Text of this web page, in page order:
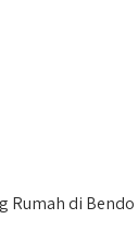
di Bendo